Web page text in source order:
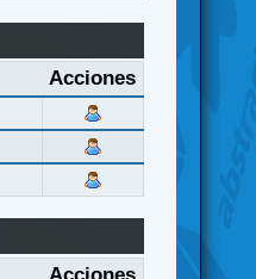
Acciones